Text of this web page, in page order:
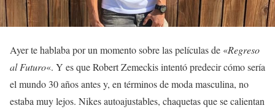
Ayer te hablaba por un momento sobre las películas de «Regreso
al Futuro«. Y es que Robert Zemeckis intentó predecir cómo sería
el mundo 30 años antes y, en términos de moda masculina, no
estaba muy lejos. Nikes autoajustables, chaquetas que se calientan